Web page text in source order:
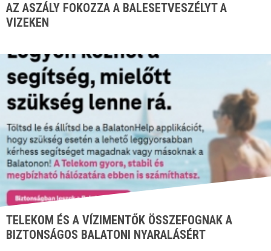
AZ ASZÁLY FOKOZZA A BALESETVESZÉLYT A
VIZEKEN
TELEKOM ÉS A VÍZIMENTŐK ÖSSZEFOGNAK A
BIZTONSÁGOS BALATONI NYARALÁSÉRT